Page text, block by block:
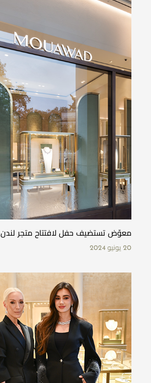
معوّض تستضيف حفل لافتتاح متجر لندن
20 يونيو 2024